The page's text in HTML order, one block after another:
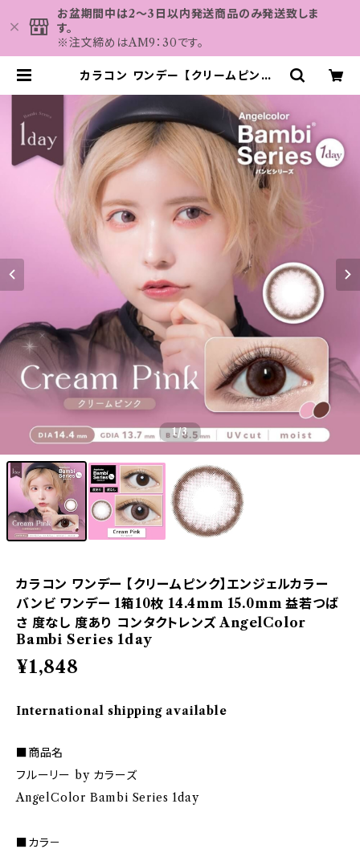
お盆期間中は2～3日以内発送商品のみ発送致しま
す。
※注文締めはAM9：30です。
カラコン ワンデー 【クリームピンク】
箱10枚 14.4mm 15.0mm 益若つば
さ 度なし 度あり コンタクトレンズ A
ngelColor Bambi Series 1day
| カラコン MAHALO
1/3
カラコン ワンデー 【クリームピンク】エンジェルカラー
バンビ ワンデー 1箱10枚 14.4mm 15.0mm 益若つば
さ 度なし 度あり コンタクトレンズ AngelColor
Bambi Series 1day
¥1,848
International shipping available
■商品名
フルーリー by カラーズ
AngelColor Bambi Series 1day
■カラ－